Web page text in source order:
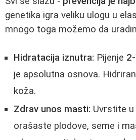
genetika igra veliku ulogu u
mnogo toga možemo da
Hidratacija iznutra: Pijenje
je apsolutna osnova.
koža.
Zdrav unos masti: Uvrstite u
orašaste plodove, seme i